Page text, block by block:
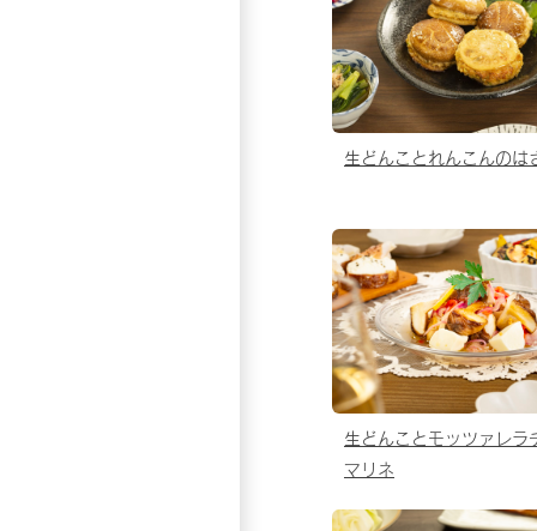
生どんことれんこんのは
生どんことモッツァレラ
マリネ